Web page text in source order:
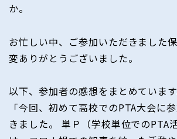
か。
お忙しい中、ご参加いただきました
変ありがとうございました。
以下、参加者の感想をまとめています
「今回、初めて高校でのPTA大会に
きました。 単Ｐ（学校単位でのPTA